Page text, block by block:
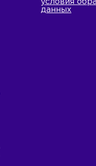
условия
данных